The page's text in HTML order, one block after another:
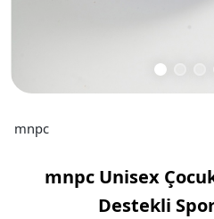
mnpc
mnpc Unisex
Destekli